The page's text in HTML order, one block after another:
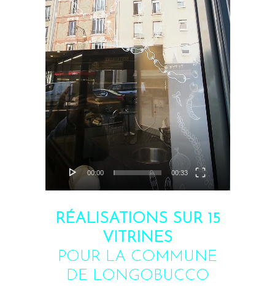
00:00 00:33
RÉALISATIONS SUR 15
VITRINES
POUR LA COMMUNE
DE LONGOBUCCO